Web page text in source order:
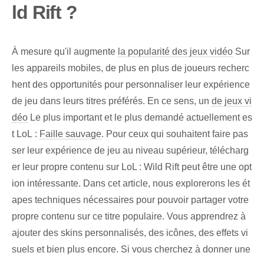
ld Rift ?
À mesure qu'il augmente la popularité des jeux vidéo Sur
les appareils mobiles, de plus en plus de joueurs recherc
hent des opportunités pour personnaliser leur expérience
de jeu dans leurs titres préférés. En ce sens, un de jeux vi
déo Le plus important et le plus demandé actuellement es
t LoL : Faille sauvage. Pour ceux qui souhaitent faire pas
ser leur expérience de jeu au niveau supérieur, télécharg
er leur propre contenu sur LoL : Wild Rift peut être une opt
ion intéressante. Dans cet article, nous explorerons les ét
apes techniques nécessaires pour pouvoir partager votre
propre contenu sur ce titre populaire. Vous apprendrez à
ajouter des skins personnalisés, des icônes, des effets vi
suels et bien plus encore. Si vous cherchez à donner une